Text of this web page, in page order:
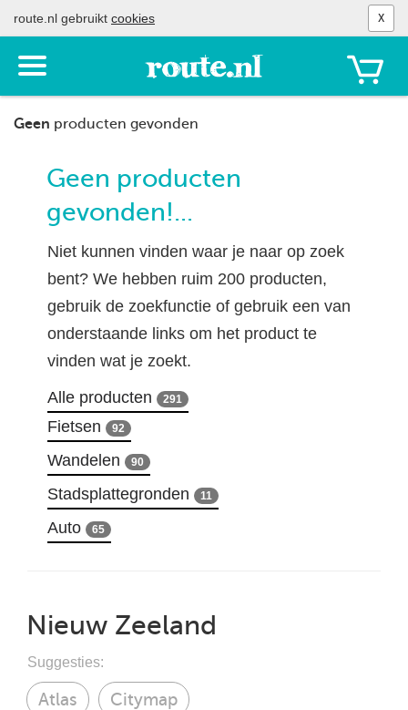
route.nl gebruikt cookies X
Toon
het
menu
Geen producten gevonden
Geen producten
gevonden!...
Niet kunnen vinden waar je naar op zoek
bent? We hebben ruim 200 producten,
gebruik de zoekfunctie of gebruik een van
onderstaande links om het product te
vinden wat je zoekt.
Alle producten 291
Fietsen 92
Wandelen 90
Stadsplattegronden 11
Auto 65
Nieuw Zeeland
Suggesties:
Atlas Citymap